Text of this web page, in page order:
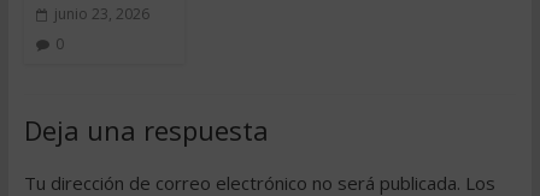
junio 23, 2026
0
Deja una respuesta
Tu dirección de correo electrónico no será publicada. Los